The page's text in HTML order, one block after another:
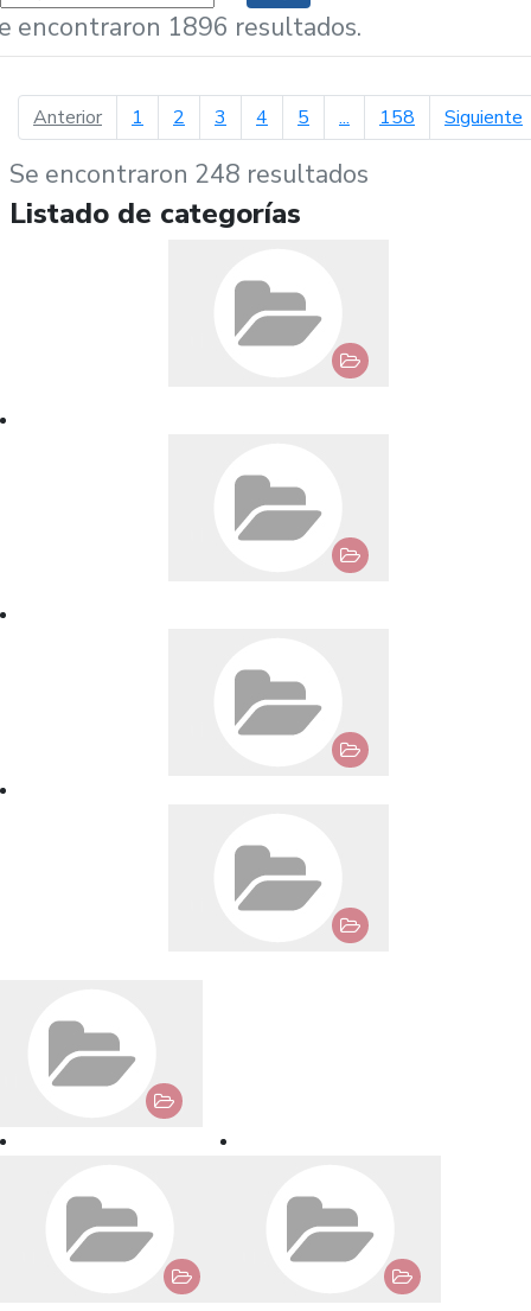
encontraron 1896 resultados.
Anteriorpágina anterior
1 2 3 4 5 ... 158 Siguiente
Se encontraron 248 resultados
Listado de categorías